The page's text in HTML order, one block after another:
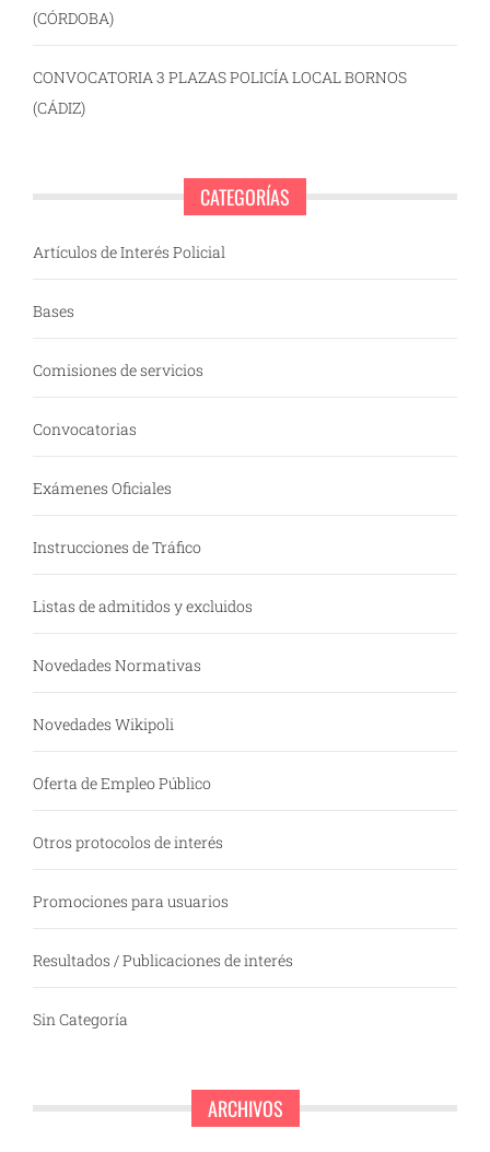
(CÓRDOBA)
CONVOCATORIA 3 PLAZAS POLICÍA LOCAL BORNOS
(CÁDIZ)
CATEGORÍAS
Artículos de Interés Policial
Bases
Comisiones de servicios
Convocatorias
Exámenes Oficiales
Instrucciones de Tráfico
Listas de admitidos y excluidos
Novedades Normativas
Novedades Wikipoli
Oferta de Empleo Público
Otros protocolos de interés
Promociones para usuarios
Resultados / Publicaciones de interés
Sin Categoría
ARCHIVOS